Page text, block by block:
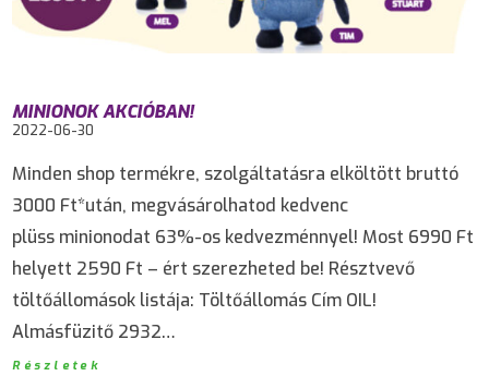
MINIONOK AKCIÓBAN!
2022-06-30
Minden shop termékre, szolgáltatásra elköltött bruttó
3000 Ft*után, megvásárolhatod kedvenc
plüss minionodat 63%-os kedvezménnyel! Most 6990 Ft
helyett 2590 Ft – ért szerezheted be! Résztvevő
töltőállomások listája: Töltőállomás Cím OIL!
Almásfüzitő 2932…
Részletek